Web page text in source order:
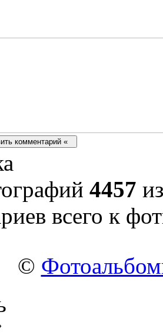
4457
всего к
©